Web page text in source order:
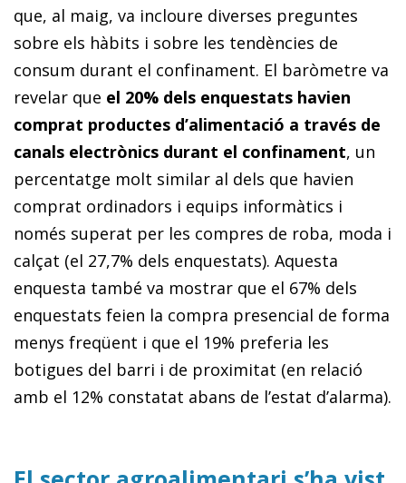
que, al maig, va incloure diverses preguntes
sobre els hàbits i sobre les tendències de
consum durant el confinament. El baròmetre va
revelar que el 20% dels enquestats havien
comprat productes d’alimentació a través de
canals electrònics durant el confinament, un
percentatge molt similar al dels que havien
comprat ordinadors i equips informàtics i
només superat per les compres de roba, moda i
calçat (el 27,7% dels enquestats). Aquesta
enquesta també va mostrar que el 67% dels
enquestats feien la compra presencial de forma
menys freqüent i que el 19% preferia les
botigues del barri i de proximitat (en relació
amb el 12% constatat abans de l’estat d’alarma).